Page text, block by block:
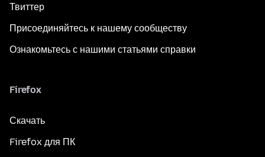
Твиттер
Присоединяйтесь к нашему сообществу
Ознакомьтесь с нашими статьями справки
Firefox
Скачать
Firefox для ПК